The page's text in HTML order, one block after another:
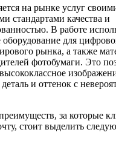
на рынке услуг
стандартами качества и
В работе
для
рынка, а также
фотобумаги. Это
и оттенок с
за которые
стоит выделить